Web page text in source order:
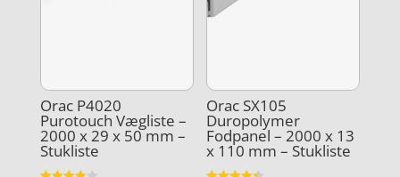
Orac P4020
Purotouch Vægliste –
2000 x 29 x 50 mm –
Stukliste
Orac SX105
Duropolymer
Fodpanel – 2000 x 13
x 110 mm – Stukliste